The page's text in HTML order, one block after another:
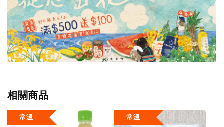
相關商品
常溫 常溫